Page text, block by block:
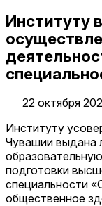
Институту
22 октября
Институту
Чувашии выдана
подготовки
специальности
общественное